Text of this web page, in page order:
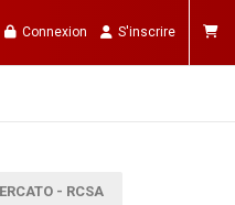
Connexion S'inscrire
- RCSA